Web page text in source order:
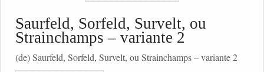
Saurfeld, Sorfeld, Survelt, ou
Strainchamps – variante 2
(de) Saurfeld, Sorfeld, Survelt, ou Strainchamps – variante 2